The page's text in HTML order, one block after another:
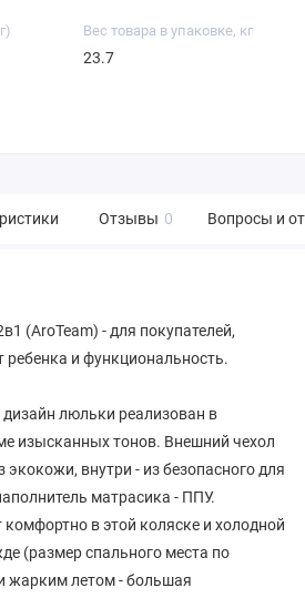
Вес товара в упаковке, кг
23.7
Отзывы 0 Вопросы и
(AroTeam) - для покупателей,
и функциональность.
люльки реализован в
изысканных тонов. Внешний чехол
внутри - из безопасного для
матрасика - ППУ.
в этой коляске и холодной
(размер спального места по
жарким летом - большая